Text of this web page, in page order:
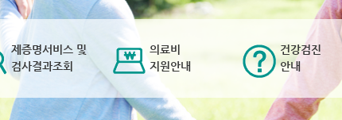
제증명서비스 및
검사결과조회
의료비
지원안내
건강검진
안내